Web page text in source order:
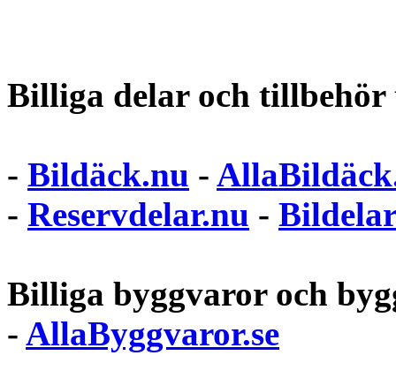
Billiga delar och
- Bildäck.nu -
- Reservdelar.nu - Bildelar
Billiga byggvaror och
- AllaByggvaror.se